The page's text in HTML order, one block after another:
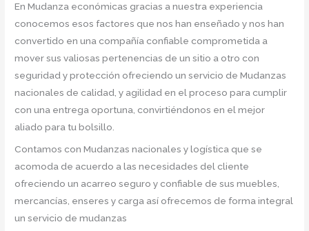
En Mudanza económicas gracias a nuestra experiencia
conocemos esos factores que nos han enseñado y nos han
convertido en una compañía confiable comprometida a
mover sus valiosas pertenencias de un sitio a otro con
seguridad y protección ofreciendo un servicio de Mudanzas
nacionales de calidad, y agilidad en el proceso para cumplir
con una entrega oportuna, convirtiéndonos en el mejor
aliado para tu bolsillo.
Contamos con Mudanzas nacionales y logística que se
acomoda de acuerdo a las necesidades del cliente
ofreciendo un acarreo seguro y confiable de sus muebles,
mercancías, enseres y carga así ofrecemos de forma integral
un servicio de mudanzas